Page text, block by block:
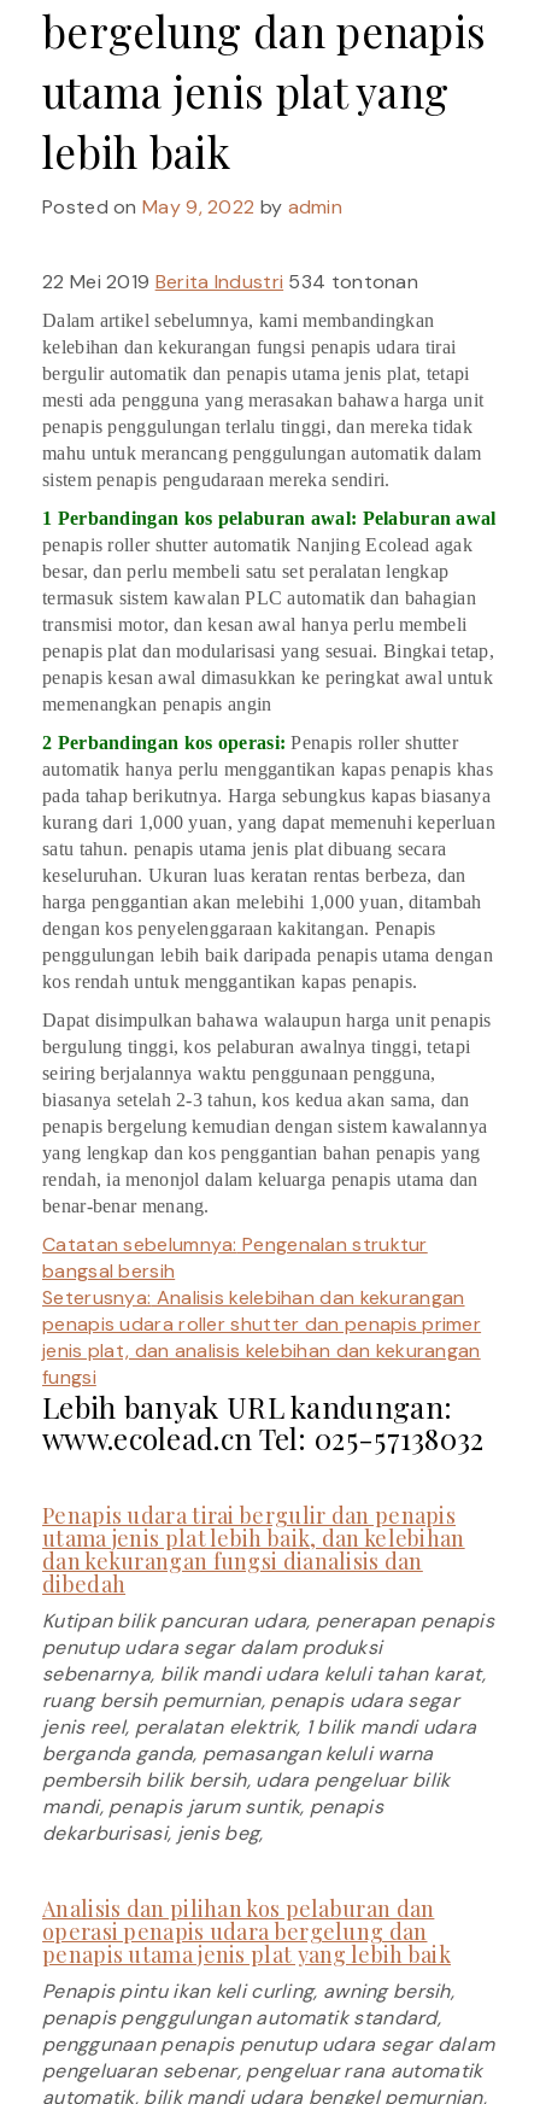
bergelung dan penapis
utama jenis plat yang
lebih baik
Posted onMay 9, 2022 by admin
22 Mei 2019 Berita Industri 534 tontonan
Dalam artikel sebelumnya, kami membandingkan
kelebihan dan kekurangan fungsi penapis udara tirai
bergulir automatik dan penapis utama jenis plat, tetapi
mesti ada pengguna yang merasakan bahawa harga unit
penapis penggulungan terlalu tinggi, dan mereka tidak
mahu untuk merancang penggulungan automatik dalam
sistem penapis pengudaraan mereka sendiri.
1 Perbandingan kos pelaburan awal: Pelaburan awal
penapis roller shutter automatik Nanjing Ecolead agak
besar, dan perlu membeli satu set peralatan lengkap
termasuk sistem kawalan PLC automatik dan bahagian
transmisi motor, dan kesan awal hanya perlu membeli
penapis plat dan modularisasi yang sesuai. Bingkai tetap,
penapis kesan awal dimasukkan ke peringkat awal untuk
memenangkan penapis angin
2 Perbandingan kos operasi: Penapis roller shutter
automatik hanya perlu menggantikan kapas penapis khas
pada tahap berikutnya. Harga sebungkus kapas biasanya
kurang dari 1,000 yuan, yang dapat memenuhi keperluan
satu tahun. penapis utama jenis plat dibuang secara
keseluruhan. Ukuran luas keratan rentas berbeza, dan
harga penggantian akan melebihi 1,000 yuan, ditambah
dengan kos penyelenggaraan kakitangan. Penapis
penggulungan lebih baik daripada penapis utama dengan
kos rendah untuk menggantikan kapas penapis.
Dapat disimpulkan bahawa walaupun harga unit penapis
bergulung tinggi, kos pelaburan awalnya tinggi, tetapi
seiring berjalannya waktu penggunaan pengguna,
biasanya setelah 2-3 tahun, kos kedua akan sama, dan
penapis bergelung kemudian dengan sistem kawalannya
yang lengkap dan kos penggantian bahan penapis yang
rendah, ia menonjol dalam keluarga penapis utama dan
benar-benar menang.
Catatan sebelumnya: Pengenalan struktur
bangsal bersih
Seterusnya: Analisis kelebihan dan kekurangan
penapis udara roller shutter dan penapis primer
jenis plat, dan analisis kelebihan dan kekurangan
fungsi
Lebih banyak URL kandungan:
www.ecolead.cn Tel: 025-57138032
Penapis udara tirai bergulir dan penapis
utama jenis plat lebih baik, dan kelebihan
dan kekurangan fungsi dianalisis dan
dibedah
Kutipan bilik pancuran udara, penerapan penapis
penutup udara segar dalam produksi
sebenarnya, bilik mandi udara keluli tahan karat,
ruang bersih pemurnian, penapis udara segar
jenis reel, peralatan elektrik, 1 bilik mandi udara
berganda ganda, pemasangan keluli warna
pembersih bilik bersih, udara pengeluar bilik
mandi, penapis jarum suntik, penapis
dekarburisasi, jenis beg,
Analisis dan pilihan kos pelaburan dan
operasi penapis udara bergelung dan
penapis utama jenis plat yang lebih baik
Penapis pintu ikan keli curling, awning bersih,
penapis penggulungan automatik standard,
penggunaan penapis penutup udara segar dalam
pengeluaran sebenar, pengeluar rana automatik
automatik, bilik mandi udara bengkel pemurnian,